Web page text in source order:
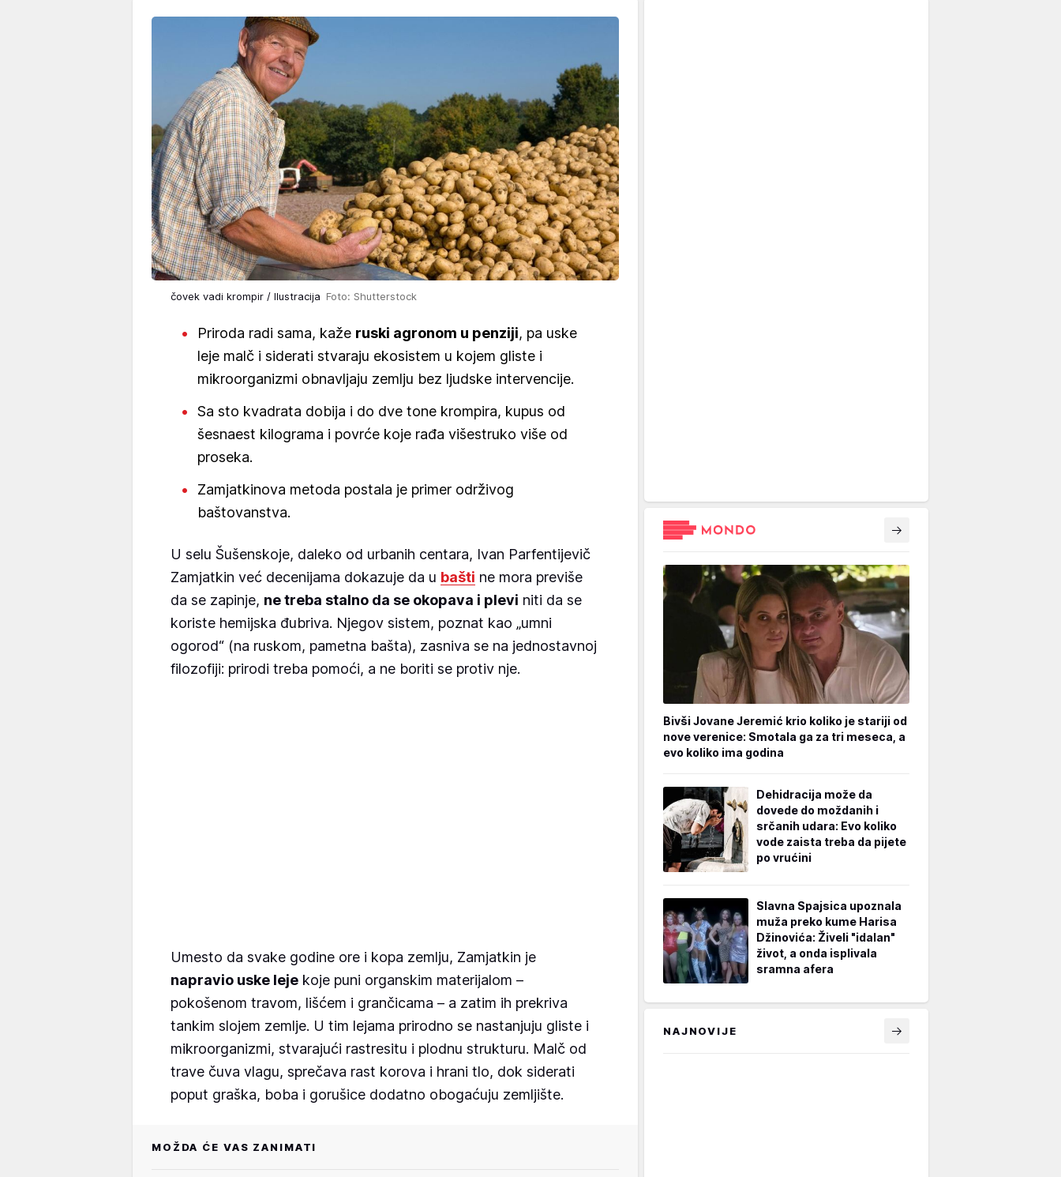
čovek vadi krompir / Ilustracija Foto: Shutterstock
Priroda radi sama, kaže ruski agronom u penziji, pa uske
leje malč i siderati stvaraju ekosistem u kojem gliste i
mikroorganizmi obnavljaju zemlju bez ljudske intervencije.
Sa sto kvadrata dobija i do dve tone krompira, kupus od
šesnaest kilograma i povrće koje rađa višestruko više od
proseka.
Zamjatkinova metoda postala je primer održivog
baštovanstva.
U selu Šušenskoje, daleko od urbanih centara, Ivan Parfentijevič
Zamjatkin već decenijama dokazuje da u bašti ne mora previše
da se zapinje, ne treba stalno da se okopava i plevi niti da se
koriste hemijska đubriva. Njegov sistem, poznat kao „umni
ogorod“ (na ruskom, pametna bašta), zasniva se na jednostavnoj
filozofiji: prirodi treba pomoći, a ne boriti se protiv nje.
Umesto da svake godine ore i kopa zemlju, Zamjatkin je
napravio uske leje koje puni organskim materijalom –
pokošenom travom, lišćem i grančicama – a zatim ih prekriva
tankim slojem zemlje. U tim lejama prirodno se nastanjuju gliste i
mikroorganizmi, stvarajući rastresitu i plodnu strukturu. Malč od
trave čuva vlagu, sprečava rast korova i hrani tlo, dok siderati
poput graška, boba i gorušice dodatno obogaćuju zemljište.
MOŽDA ĆE VAS ZANIMATI
Bivši Jovane Jeremić krio koliko je stariji od
nove verenice: Smotala ga za tri meseca, a
evo koliko ima godina
Dehidracija može da
dovede do moždanih i
srčanih udara: Evo koliko
vode zaista treba da pijete
po vrućini
Slavna Spajsica upoznala
muža preko kume Harisa
Džinovića: Živeli "idalan"
život, a onda isplivala
sramna afera
NAJNOVIJE